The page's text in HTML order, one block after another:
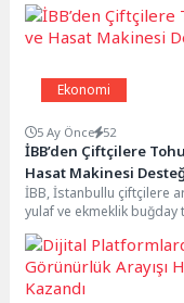
Ekonomi
5 Ay Önce 52
İBB’den Çiftçilere
Hasat Makinesi
İBB, İstanbullu çiftçilere
yulaf ve ekmeklik buğday
desteğinin ardından geçen
başlattığı kuru...